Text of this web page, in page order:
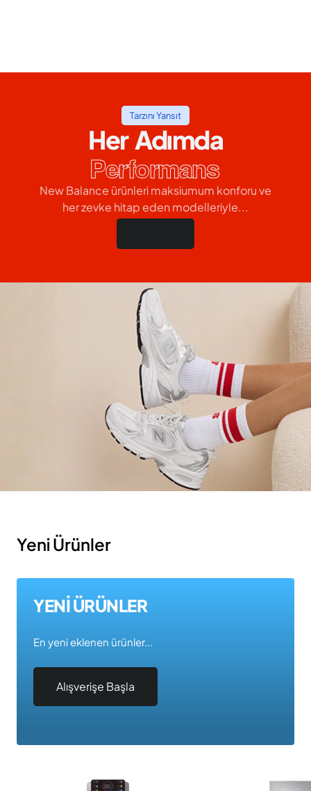
Tarzını Yansıt
Her Adımda
Performans
New Balance ürünleri maksiumum konforu ve
her zevke hitap eden modelleriyle...
Yeni Ürünler
YENİ ÜRÜNLER
En yeni eklenen ürünler...
Alışverişe Başla